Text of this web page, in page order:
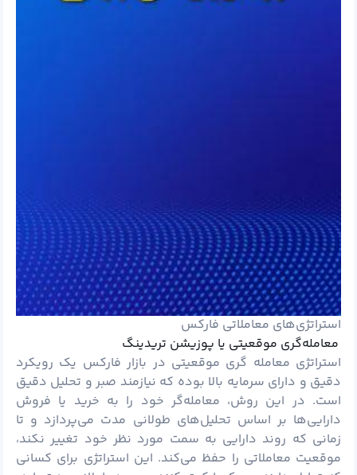
استراتژی‌های معاملاتی فارکس
معامله‌گری موقعیتی یا پوزیشن تریدینگ
استراتژی معامله‌ گری موقعیتی در بازار فارکس یک رویکرد
دقیق و دارای سرمایه بالا بوده که نیازمند صبر و تحلیل دقیق
است. در این روش، معامله‌گر خود را به خرید یا فروش
دارایی‌ها بر اساس تحلیل‌های طولانی مدت می‌پردازد و تا
زمانی که روند دارایی به سمت مورد نظر خود تغییر نکند،
موقعیت معاملاتی را حفظ می‌کند. این استراتژی برای کسانی